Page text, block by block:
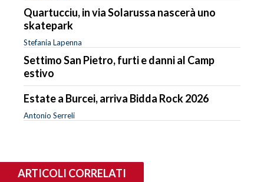
Quartucciu, in via Solarussa nascerà uno
skatepark
Stefania Lapenna
Settimo San Pietro, furti e danni al Camp
estivo
Estate a Burcei, arriva Bidda Rock 2026
Antonio Serreli
ARTICOLI CORRELATI